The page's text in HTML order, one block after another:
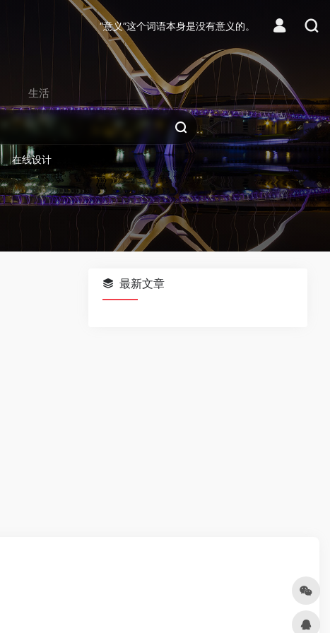
“意义”这个词语本身是没有意义的。
生活
在线设计
最新文章